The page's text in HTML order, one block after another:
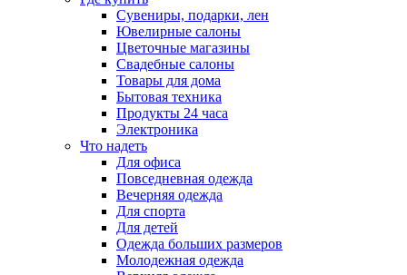
Сувениры, подарки, лен
Ювелирные салоны
Цветочные магазины
Свадебные салоны
Товары для дома
Бытовая техника
Продукты 24 часа
Электроника
Что надеть
Для офиса
Повседневная одежда
Вечерняя одежда
Для спорта
Для детей
Одежда больших размеров
Молодежная одежда